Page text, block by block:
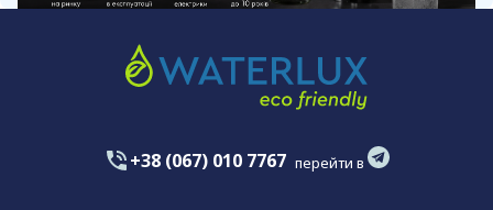
+38 (067) 010 7767 перейти в